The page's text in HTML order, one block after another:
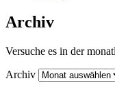
Archiv
Versuche es in der
Archiv